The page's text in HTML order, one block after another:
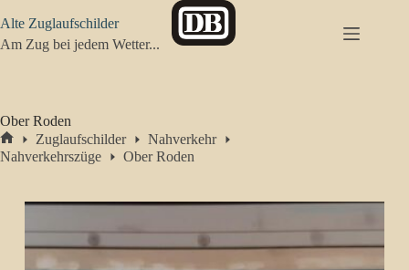
Inhalt
springen
Alte Zuglaufschilder
Am Zug bei jedem Wetter...
Ober Roden
Start
Zuglaufschilder
Nahverkehr
Nahverkehrszüge
Ober Roden